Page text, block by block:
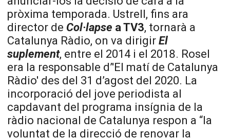
pròxima temporada. Ustrell, fins ara
director de Col·lapse a TV3, tornarà a
Catalunya Ràdio, on va dirigirEl
suplement, entre el 2014 i el 2018. Rosel
era la responsable d’'El matí de Catalunya
Ràdio' des del 31 d’agost del 2020. La
incorporació del jove periodista al
capdavant del programa insígnia de la
ràdio nacional de Catalunya respon a “la
voluntat de la direcció de renovar la